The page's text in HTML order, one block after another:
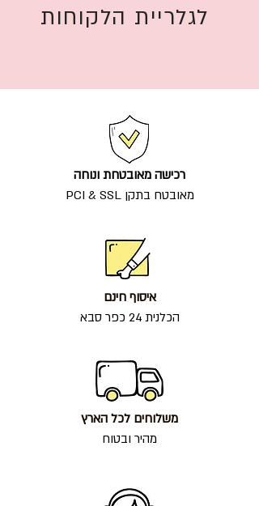
לגלריית הלקוחות
רכישה מאובטחת ונוחה
מאובטח בתקן PCI & SSL
איסוף חינם
הכלנית 24 כפר סבא
משלוחים לכל הארץ
מהיר ובטוח